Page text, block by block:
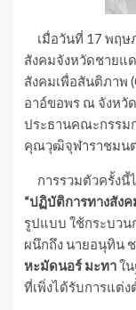
เมื่อวันที่ 17 พฤษ
สังคมจังหวัดชายแ
สังคมเพื่อสันติภาพ
อาอ์ขอพร ณ จังหวั
ประธานคณะกรรม
คุณวุฒิจุฬาราชมน
การรวมตัวครั้งนี้
“ปฏิบัติการทางสังค
รูปแบบ ใช้กระบว
ผนึกถึง นายอนุทิน
หะมัดนอร์ มะทาใ
ที่เพิ่งได้รับการแต่